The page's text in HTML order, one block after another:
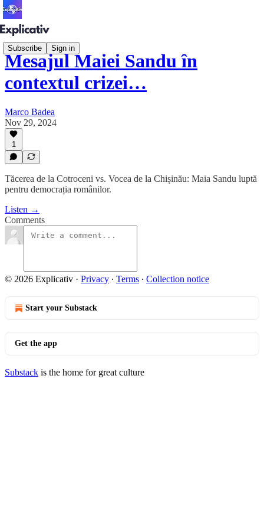
Subscribe Sign in
Mesajul Maiei Sandu în
contextul crizei…
Marco Badea
Nov 29, 2024
1
Tăcerea de la Cotroceni vs. Vocea de la Chișinău: Maia Sandu luptă
pentru democrația românilor.
Listen →
Comments
© 2026 Explicativ · Privacy ∙ Terms ∙ Collection notice
Start your Substack
Get the app
Substack is the home for great culture